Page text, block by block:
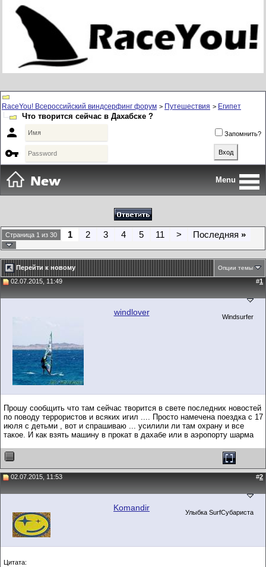
RaceYou! Всероссийский виндсерфинг форум > Путешествия > Египет
Что творится сейчас в Дахабске ?
 Запомнить?

Menu
Страница 1 из 30 1 2 3 4 5 11 > Последняя »
Перейти к новому Опции темы
02.07.2015, 11:49 #1
windlover Windsurfer
Прошу сообщить что там сейчас творится в свете последних новостей
по поводу террористов и всяких игил .... Просто намечена поездка с 17
июля с детьми , вот и спрашиваю ... усилили ли там охрану и все
такое. И как взять машину в прокат в дахабе или в аэропорту шарма
02.07.2015, 11:53 #2
Komandir Улыбка SurfСубариста
Цитата: